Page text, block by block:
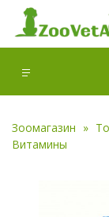
Зоомагазин
Витамины